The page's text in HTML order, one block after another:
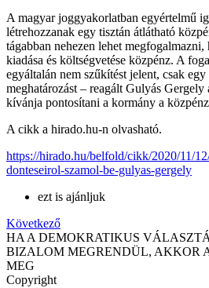
A magyar joggyakorlatban egyértelmű
létrehozzanak egy tisztán átlátható
tágabban nehezen lehet
kiadása és költségvetése közpénz. A
egyáltalán nem szűkítést jelent, csak
meghatározást – reagált Gulyás
kívánja pontosítani a kormány a
A cikk a hirado.hu-n olvasható.
https://hirado.hu/belfold/cikk/2020/11/
donteseirol-szamol-be-gulyas-gergely
ezt is ajánljuk
Következő
HA A DEMOKRATIKUS
BIZALOM MEGRENDÜL, AKKOR
MEG
Copyright